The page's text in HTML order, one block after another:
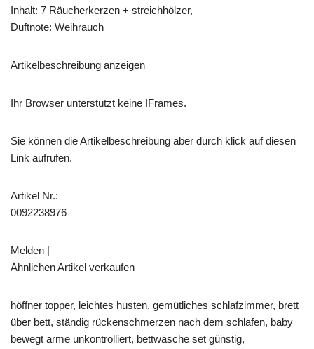
Inhalt: 7 Räucherkerzen + streichhölzer,
Duftnote: Weihrauch
Artikelbeschreibung anzeigen
Ihr Browser unterstützt keine IFrames.
Sie können die Artikelbeschreibung aber durch klick auf diesen
Link aufrufen.
Artikel Nr.:
0092238976
Melden |
Ähnlichen Artikel verkaufen
höffner topper, leichtes husten, gemütliches schlafzimmer, brett
über bett, ständig rückenschmerzen nach dem schlafen, baby
bewegt arme unkontrolliert, bettwäsche set günstig,